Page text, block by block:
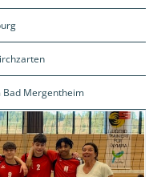
Bad Mergentheim